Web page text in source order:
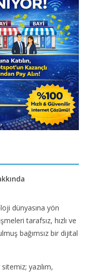
dünyasına yön
tarafsız, hızlı ve
bağımsız bir dijital
yazılım,